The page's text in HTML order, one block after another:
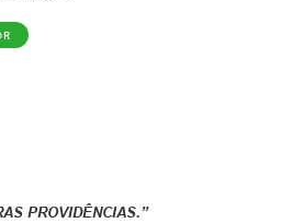
PROVIDÊNCIAS.”